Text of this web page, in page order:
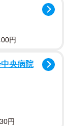
12月に再婚。
した。
円
央病院
円